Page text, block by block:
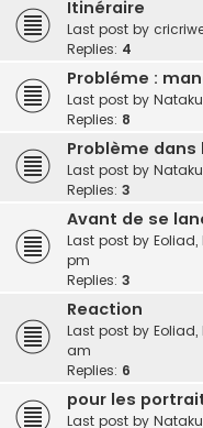
Itinéraire
Last post by
Replies: 4
Probléme :
Last post by
Replies: 8
Problème
Last post by
Replies: 3
Avant de se
Last post by
pm
Replies: 3
Reaction
Last post by
am
Replies: 6
pour les
Last post by